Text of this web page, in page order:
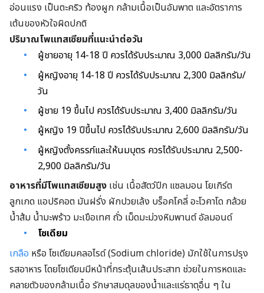
อ่อนแรง เป็นตะคริว ท้องผูก กล้ามเนื้อเป็นอัมพาต และอัตราการ
เต้นของหัวใจผิดปกติ
ปริมาณโพแทสเซียมที่แนะนำต่อวัน
ผู้ชายอายุ 14-18 ปี ควรได้รับประมาณ 3,000 มิลลิกรัม/วัน
ผู้หญิงอายุ 14-18 ปี ควรได้รับประมาณ 2,300 มิลลิกรัม/
วัน
ผู้ชาย 19 ขึ้นไป ควรได้รับประมาณ 3,400 มิลลิกรัม/วัน
ผู้หญิง 19 ปีขึ้นไป ควรได้รับประมาณ 2,600 มิลลิกรัม/วัน
ผู้หญิงตั้งครรภ์และให้นมบุตร ควรได้รับประมาณ 2,500-
2,900 มิลลิกรัม/วัน
อาหารที่มีโพแทสเซียมสูง เช่น เนื้อสัตว์ปีก แซลมอน โยเกิร์ต
ลูกเกด แอปริคอต มันฝรั่ง ผักปวยเล้ง บร็อคโคลี่ อะโวคาโด กล้วย
น้ำส้ม น้ำมะพร้าว มะเขือเทศ ถั่ว เม็ดมะม่วงหิมพานต์ อัลมอนด์
โซเดียม
เกลือ หรือ โซเดียมคลอไรด์ (Sodium chloride) มักใช้ในการปรุง
รสอาหาร โดยโซเดียมมีหน้าที่กระตุ้นเส้นประสาท ช่วยในการหดและ
คลายตัวของกล้ามเนื้อ รักษาสมดุลของน้ำและแร่ธาตุอื่น ๆ ใน